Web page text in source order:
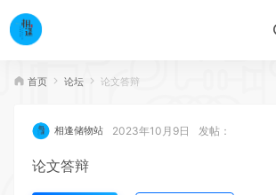
首页 论坛 论文答辩
相逢储物站 2023年10月9日 发帖：
论文答辩